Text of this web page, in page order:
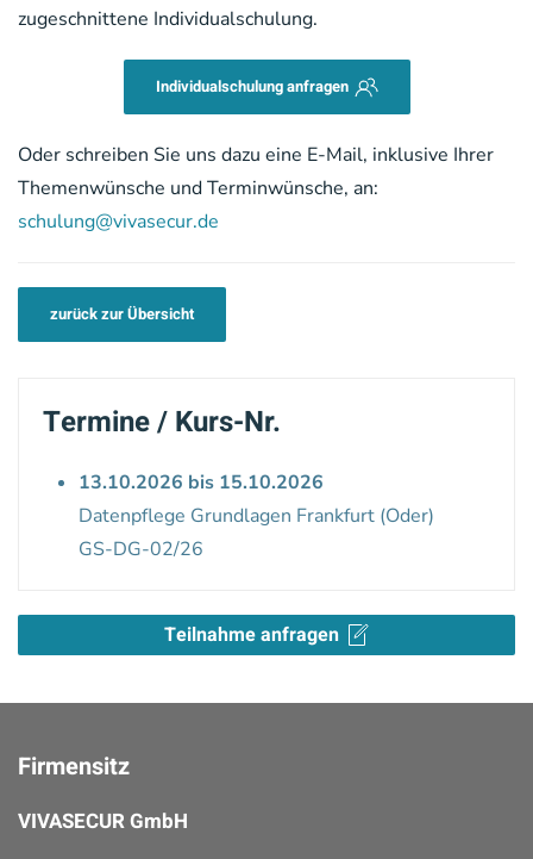
zugeschnittene Individualschulung.
Individualschulung anfragen
Oder schreiben Sie uns dazu eine E-Mail, inklusive Ihrer
Themenwünsche und Terminwünsche, an:
schulung@vivasecur.de
zurück zur Übersicht
Termine / Kurs-Nr.
13.10.2026 bis 15.10.2026
Datenpflege Grundlagen Frankfurt (Oder)
GS-DG-02/26
Teilnahme anfragen
Firmensitz
VIVASECUR GmbH